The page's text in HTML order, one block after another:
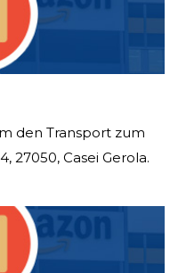
den Transport zum
27050, Casei Gerola.